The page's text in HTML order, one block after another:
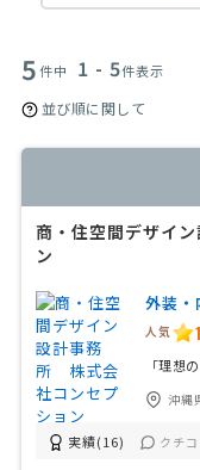
5件中 1 - 5件表示
並び順に関して
商・住空間デザイ
ン
外装・
人気 1
「理想
沖縄
実績(16) クチコ